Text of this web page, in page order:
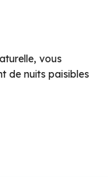
vous
de nuits paisibles